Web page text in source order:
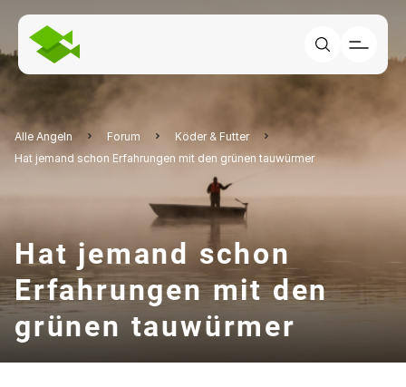
Alle Angeln Forum
Köder & Futter
Hat jemand schon Erfahrungen mit den grünen tauwürmer
Hat jemand schon
Erfahrungen mit den
grünen tauwürmer